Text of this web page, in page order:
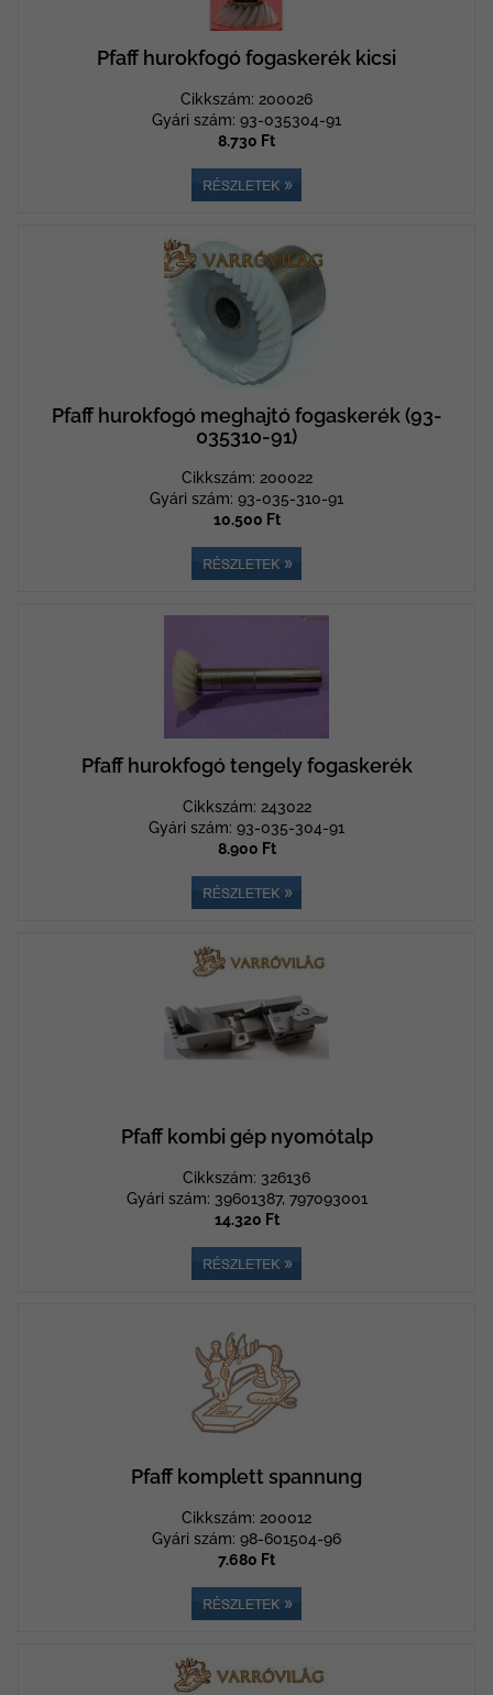
Pfaff hurokfogó fogaskerék kicsi
Cikkszám: 200026
Gyári szám: 93-035304-91
8.730 Ft
Pfaff hurokfogó meghajtó fogaskerék (93-
035310-91)
Cikkszám: 200022
Gyári szám: 93-035-310-91
10.500 Ft
Pfaff hurokfogó tengely fogaskerék
Cikkszám: 243022
Gyári szám: 93-035-304-91
8.900 Ft
Pfaff kombi gép nyomótalp
Cikkszám: 326136
Gyári szám: 39601387, 797093001
14.320 Ft
Pfaff komplett spannung
Cikkszám: 200012
Gyári szám: 98-601504-96
7.680 Ft